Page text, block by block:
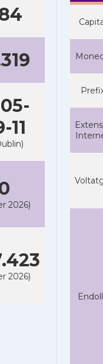
11
2026)
2026)